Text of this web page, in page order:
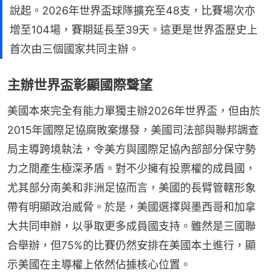
說起。2026年世界盃球隊擴充至48支，比賽場次亦
增至104場，賽期延長至39天。這更是世界盃歷史上
首次由三個國家共同主辦。
主辦世界盃彰顯國際聲望
美國本來完全有能力單獨主辦2026年世界盃，但由於
2015年國際足協腐敗案爆發，美國司法部與聯邦調查
局主導跨境執法，令美方與國際足協內部部分保守勢
力之間產生極深矛盾。對不少擁有投票權的成員國，
尤其部分南美和非洲足協而言，美國的長臂管轄形象
帶有明顯政治威脅。於是，美國選擇與墨西哥和加拿
大共同申辦，以爭取更多成員國支持。雖然是三國聯
合舉辦，但75%的比賽仍然安排在美國本土進行，顯
示美國在主導權上依然佔據核心位置。